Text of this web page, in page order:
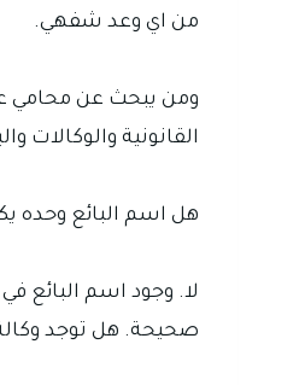
من اي وعد شفهي.
ومن يبحث عن محامي
القانونية والوكالات
هل اسم البائع وحده
لا. وجود اسم البائع
صحيحة. هل توجد